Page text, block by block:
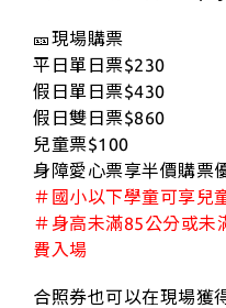
🎫現場購票
平日單日票$230
假日單日票$430
假日雙日票$860
兒童票$100
身障愛心票享半價購票
＃國小以下學童可享兒
＃身高未滿85公分或未
費入場
合照券也可以在現場獲得